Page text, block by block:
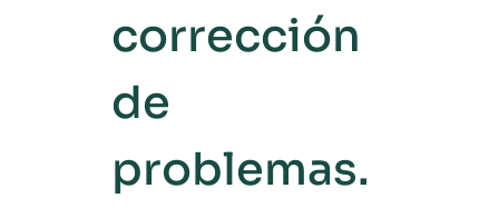
corrección
de
problemas.